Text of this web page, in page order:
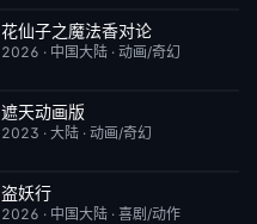
更新至第20集
花仙子之魔法香对论
2026 · 中国大陆 · 动画/奇幻
更新至第174集
遮天动画版
2023 · 大陆 · 动画/奇幻
更新至第51集
盗妖行
2026 · 中国大陆 · 喜剧/动作